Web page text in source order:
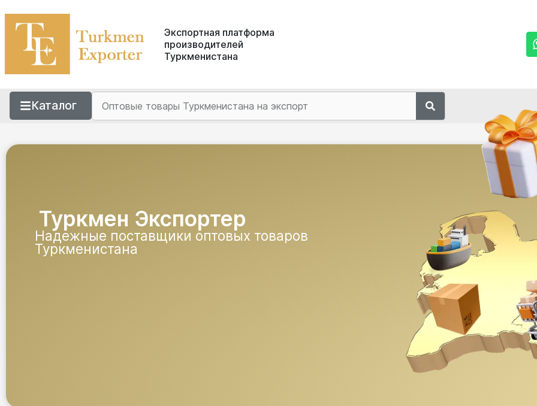
Экспортная платформа
производителей
Туркменистана
Каталог
Туркмен Экспортер
Надежные поставщики оптовых товаров
Туркменистана